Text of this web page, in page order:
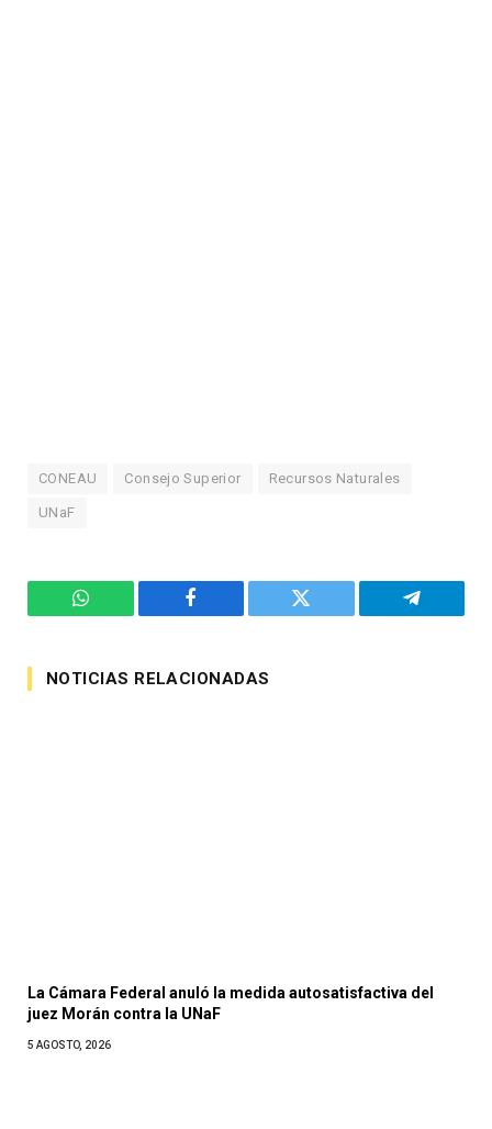
CONEAU Consejo Superior Recursos Naturales
UNaF
WhatsApp Facebook Twitter Telegram
NOTICIAS RELACIONADAS
La Cámara Federal anuló la medida autosatisfactiva del
juez Morán contra la UNaF
5 AGOSTO, 2026